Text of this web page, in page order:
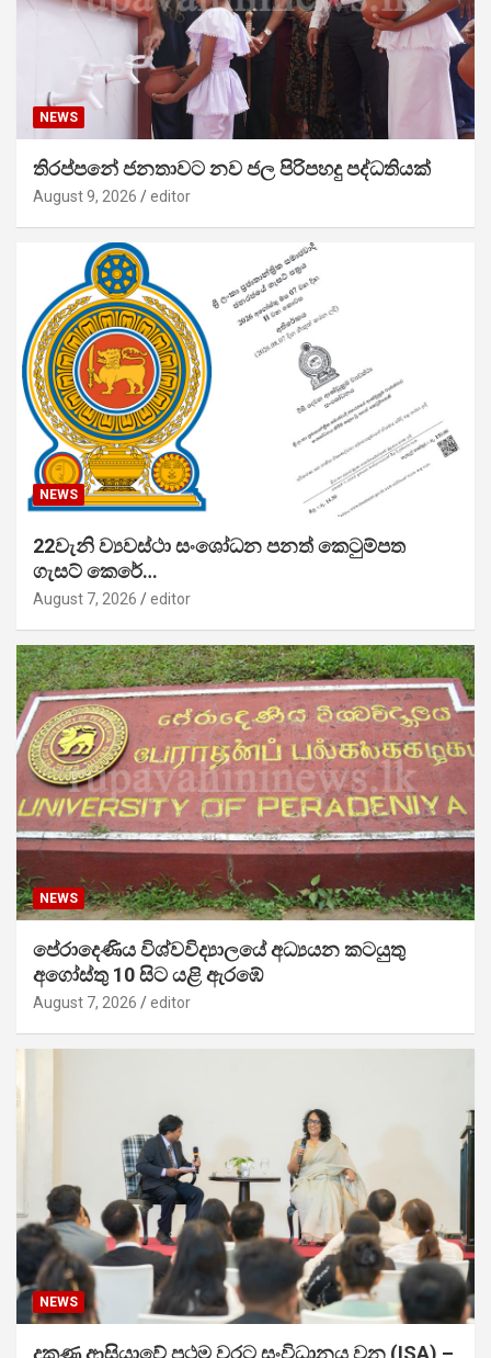
NEWS
තිරප්පනේ ජනතාවට නව ජල පිරිපහදු පද්ධතියක්
August 9, 2026 editor
NEWS
22වැනි ව්‍යවස්ථා සංශෝධන පනත් කෙටුම්පත
ගැසට් කෙරේ…
August 7, 2026 editor
NEWS
පේරාදෙණිය විශ්වවිද්‍යාලයේ අධ්‍යයන කටයුතු
අගෝස්තු 10 සිට යළි ඇරඹේ
August 7, 2026 editor
NEWS
දකුණු ආසියාවේ ප්‍රථම වරට සංවිධානය වන (ISA) –